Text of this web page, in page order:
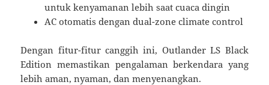
untuk kenyamanan lebih saat cuaca dingin
AC otomatis dengan dual-zone climate control
Dengan fitur-fitur canggih ini, Outlander LS Black
Edition memastikan pengalaman berkendara yang
lebih aman, nyaman, dan menyenangkan.